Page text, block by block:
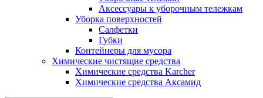
Аксессуары к уборочным тележкам
Уборка поверхностей
Салфетки
Губки
Контейнеры для мусора
Химические чистящие средства
Химические средства Karcher
Химические средства Аксамид